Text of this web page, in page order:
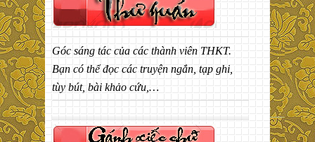
Góc sáng tác của các thành viên THKT.
Bạn có thể đọc các truyện ngắn, tạp ghi,
tùy bút, bài khảo cứu,…